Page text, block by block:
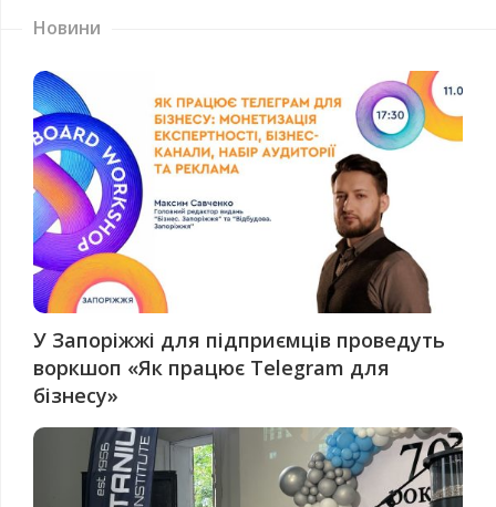
Новини
У Запоріжжі для підприємців проведуть
воркшоп «Як працює Telegram для
бізнесу»